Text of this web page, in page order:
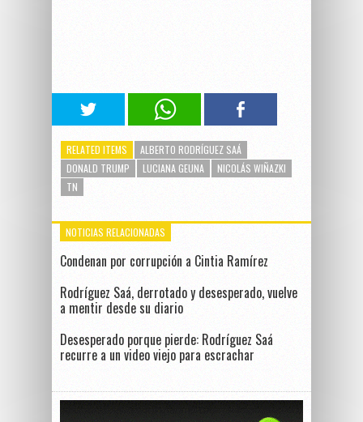
RELATED ITEMS
ALBERTO RODRÍGUEZ SAÁ
DONALD TRUMP
LUCIANA GEUNA
NICOLÁS WIÑAZKI
TN
NOTICIAS RELACIONADAS
Condenan por corrupción a Cintia Ramírez
Rodríguez Saá, derrotado y desesperado, vuelve
a mentir desde su diario
Desesperado porque pierde: Rodríguez Saá
recurre a un video viejo para escrachar